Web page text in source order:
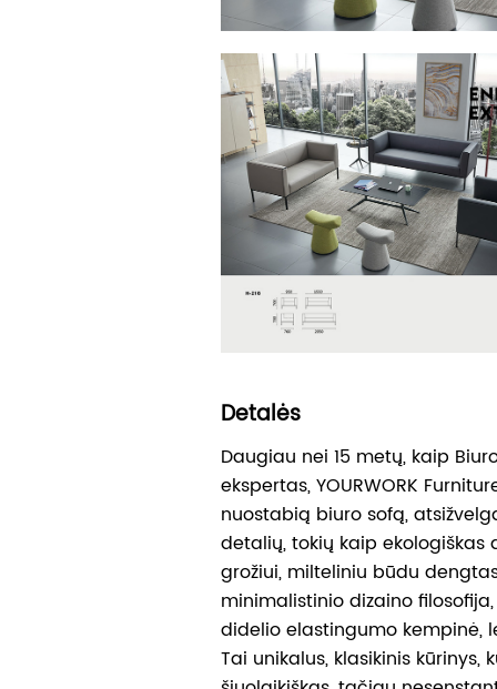
Detalės
Daugiau nei 15 metų, kaip
ekspertas, YOURWORK
nuostabią biuro sofą,
detalių, tokių kaip ekologiškas
grožiui, milteliniu būdu
minimalistinio dizaino
didelio elastingumo kempinė,
Tai unikalus, klasikinis kūrinys,